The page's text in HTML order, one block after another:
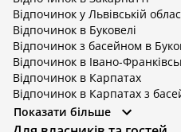
Відпочинок у Львівській
Відпочинок в Буковелі
Відпочинок з басейном в
Відпочинок в Івано-
Відпочинок в Карпатах
Відпочинок в Карпатах з
Відпочинок в Київській області
Відпочинок в Київській
Показати більше